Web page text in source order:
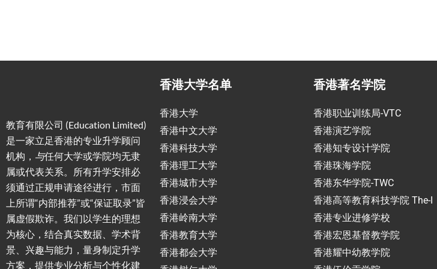
教育有限公司 (Education Limited)
是一家立足香港的专业升学顾问
机构， 与任何大学或学院均无隶
属或代表关系。所有升学安排必
须通过正规申请途径进行，市面
上所谓“内部推荐”或“保证取录”皆
属虚假欺诈。我们以学生的理想
为核心，结合真实数据、学术背
景、兴趣与能力，量身制定升学
方案，提供专业分析与个性化建
香港大学名单
香港大学
香港中文大学
香港科技大学
香港理工大学
香港城市大学
香港浸会大学
香港岭南大学
香港教育大学
香港都会大学
香港著名学院
香港职业训练局-VTC
香港演艺学院
香港知专设计学院
香港珠海学院
香港东华学院-TWC
香港高等教育科技学院 The-I
香港专业进修学校
香港宏恩基督教学院
香港耀中幼教学院